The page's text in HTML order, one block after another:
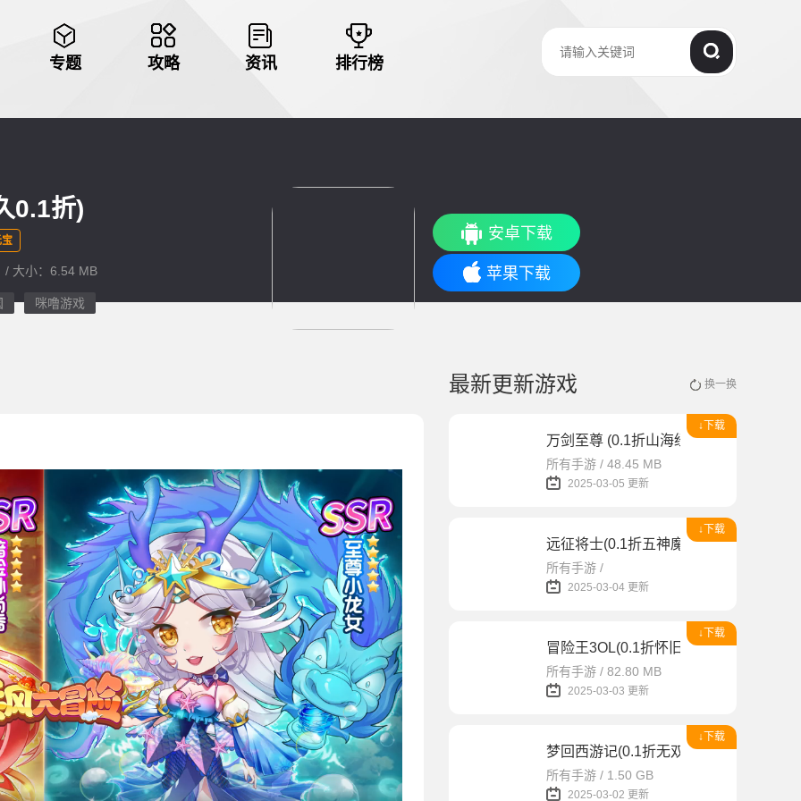
专题 攻略 资讯 排行榜
0.1折)
/ 大小：6.54 MB
咪噜游戏
安卓下载
苹果下载
最新更新游戏 换一换
↓下载
万剑至尊 (0.1折山海经)
所有手游 / 48.45 MB
2025-03-05 更新
↓下载
远征将士(0.1折五神魔免费升级版)
所有手游 /
2025-03-04 更新
↓下载
冒险王3OL(0.1折怀旧服)
所有手游 / 82.80 MB
2025-03-03 更新
↓下载
梦回西游记(0.1折无双西游)
所有手游 / 1.50 GB
2025-03-02 更新